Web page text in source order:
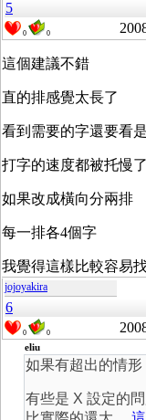
5
0 0
這個建議不錯
直的排感覺太長了
看到需要的字還要看
打字的速度都被托慢
如果改成橫向分兩排
每一排各4個字
我覺得這樣比較容易
jojoyakira
6
0 0
eliu
如果有超出的情形
有些是 X 設定的